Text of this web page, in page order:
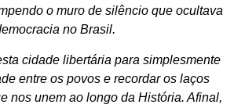
o muro de silêncio que ocultava
no Brasil.
cidade libertária para simplesmente
entre os povos e recordar os laços
nos unem ao longo da História. Afinal,